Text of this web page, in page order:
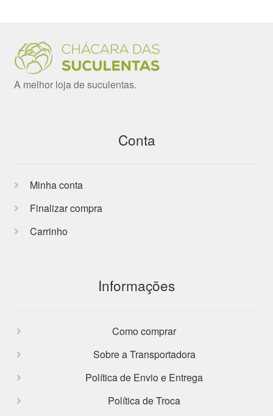
A melhor loja de suculentas.
Conta
Minha conta
Finalizar compra
Carrinho
Informações
Como comprar
Sobre a Transportadora
Política de Envio e Entrega
Política de Troca